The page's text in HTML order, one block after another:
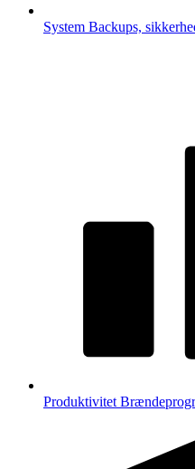
System Backups,
Produktivitet